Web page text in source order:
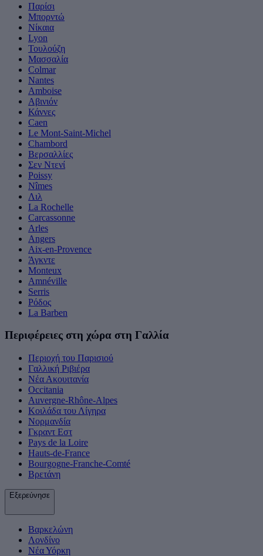
Παρίσι
Μπορντώ
Νίκαια
Lyon
Τουλούζη
Μασσαλία
Colmar
Nantes
Amboise
Αβινιόν
Κάννες
Caen
Le Mont-Saint-Michel
Chambord
Βερσαλλίες
Σεν Ντενί
Poissy
Nîmes
Λιλ
La Rochelle
Carcassonne
Arles
Angers
Aix-en-Provence
Άγκντε
Monteux
Amnéville
Serris
Ρόδος
La Barben
Περιφέρειες στη χώρα στη Γαλλία
Περιοχή του Παρισιού
Γαλλική Ριβιέρα
Νέα Ακουιτανία
Occitania
Auvergne-Rhône-Alpes
Κοιλάδα του Λίγηρα
Νορμανδία
Γκραντ Εστ
Pays de la Loire
Hauts-de-France
Bourgogne-Franche-Comté
Βρετάνη
Εξερεύνησε
Βαρκελώνη
Λονδίνο
Νέα Υόρκη